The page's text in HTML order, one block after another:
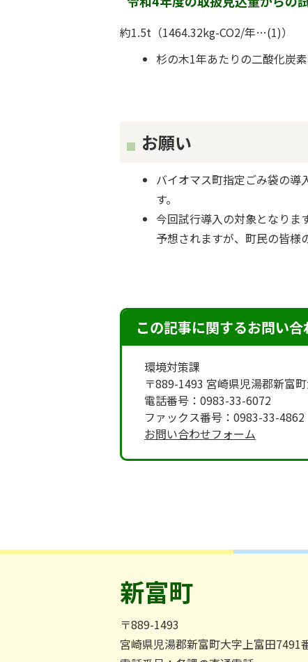
約1.5t（1464.32kg-CO2/年…(1)）
杉の木1年あたりの二酸化炭
お願い
バイオマス町指定ごみ袋の導
す。
今回試行導入の対象となりま
予想されますが、町民の皆様
この記事に関するお問い合
環境対策課
〒889-1493 宮崎県児湯郡新富
電話番号：0983-33-6072
ファックス番号：0983-33-4862
お問い合わせフォーム
新富町
〒889-1493
宮崎県児湯郡新富町大字上富田7491